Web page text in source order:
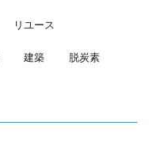
リユース
建築 脱炭素